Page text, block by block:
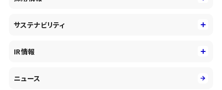
会社概要・沿革
コンサルティング&アドバイザリー
投資事業の拡大
DXとシステムモダナイゼーション
キャリア採用
障がい者採用
サステナビリティ
社会
IR情報
ニュース